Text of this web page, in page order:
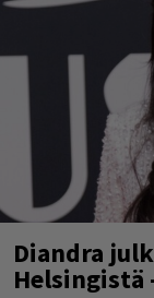
Diandra
Helsingistä